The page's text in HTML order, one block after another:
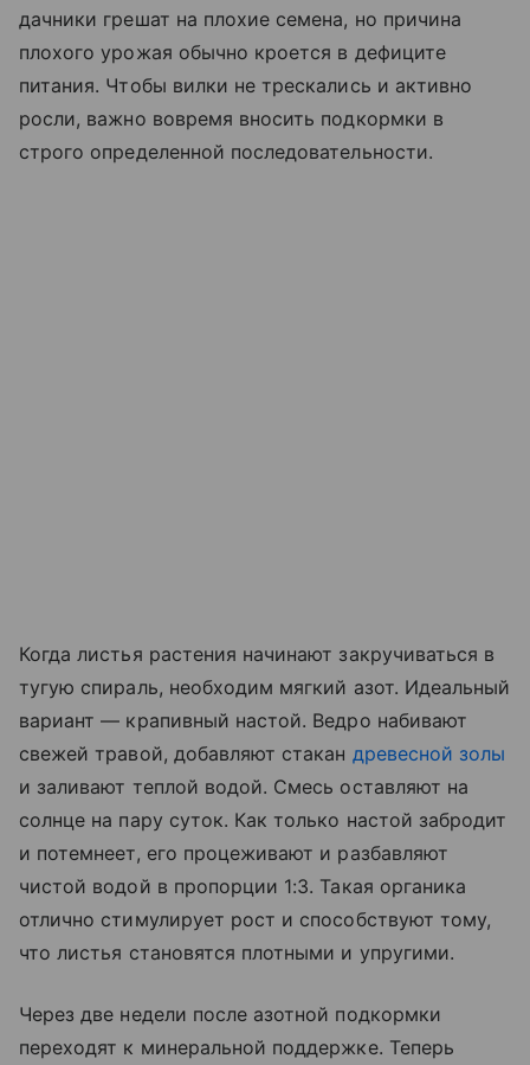
дачники грешат на плохие семена, но причина
плохого урожая обычно кроется в дефиците
питания. Чтобы вилки не трескались и активно
росли, важно вовремя вносить подкормки в
строго определенной последовательности.
Когда листья растения начинают закручиваться в
тугую спираль, необходим мягкий азот. Идеальный
вариант — крапивный настой. Ведро набивают
свежей травой, добавляют стакан древесной золы
и заливают теплой водой. Смесь оставляют на
солнце на пару суток. Как только настой забродит
и потемнеет, его процеживают и разбавляют
чистой водой в пропорции 1:3. Такая органика
отлично стимулирует рост и способствуют тому,
что листья становятся плотными и упругими.
Через две недели после азотной подкормки
переходят к минеральной поддержке. Теперь